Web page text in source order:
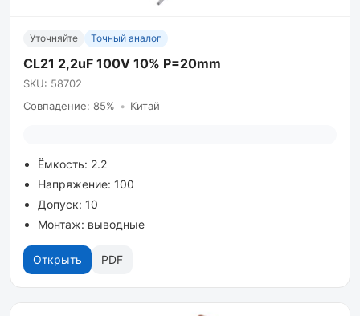
Уточняйте Точный аналог
CL21 2,2uF 100V 10% P=20mm
SKU: 58702
Совпадение: 85% • Китай
Ёмкость: 2.2
Напряжение: 100
Допуск: 10
Монтаж: выводные
Открыть PDF